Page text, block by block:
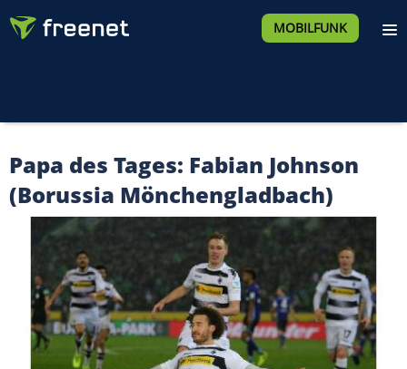
MOBILFUNK
Papa des Tages: Fabian Johnson
(Borussia Mönchengladbach)